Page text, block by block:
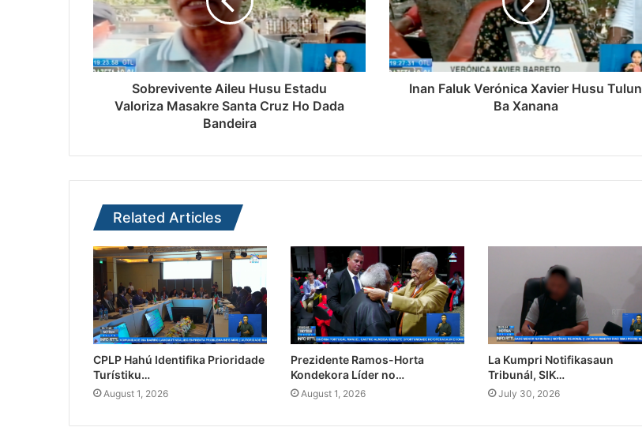
Sobrevivente Aileu Husu Estadu
Valoriza Masakre Santa Cruz Ho Dada
Bandeira
Inan Faluk Verónica Xavier Husu Tulun
Ba Xanana
Related Articles
CPLP Hahú Identifika Prioridade
Turístiku…
August 1, 2026
Prezidente Ramos-Horta
Kondekora Líder no…
August 1, 2026
La Kumpri Notifikasaun
Tribunál, SIK…
July 30, 2026